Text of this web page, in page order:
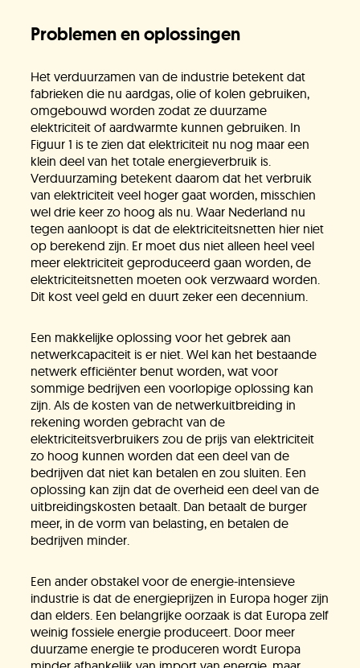
Problemen en oplossingen
Het verduurzamen van de industrie betekent dat
fabrieken die nu aardgas, olie of kolen gebruiken,
omgebouwd worden zodat ze duurzame
elektriciteit of aardwarmte kunnen gebruiken. In
Figuur 1 is te zien dat elektriciteit nu nog maar een
klein deel van het totale energieverbruik is.
Verduurzaming betekent daarom dat het verbruik
van elektriciteit veel hoger gaat worden, misschien
wel drie keer zo hoog als nu. Waar Nederland nu
tegen aanloopt is dat de elektriciteitsnetten hier niet
op berekend zijn. Er moet dus niet alleen heel veel
meer elektriciteit geproduceerd gaan worden, de
elektriciteitsnetten moeten ook verzwaard worden.
Dit kost veel geld en duurt zeker een decennium.
Een makkelijke oplossing voor het gebrek aan
netwerkcapaciteit is er niet. Wel kan het bestaande
netwerk efficiënter benut worden, wat voor
sommige bedrijven een voorlopige oplossing kan
zijn. Als de kosten van de netwerkuitbreiding in
rekening worden gebracht van de
elektriciteitsverbruikers zou de prijs van elektriciteit
zo hoog kunnen worden dat een deel van de
bedrijven dat niet kan betalen en zou sluiten. Een
oplossing kan zijn dat de overheid een deel van de
uitbreidingskosten betaalt. Dan betaalt de burger
meer, in de vorm van belasting, en betalen de
bedrijven minder.
Een ander obstakel voor de energie-intensieve
industrie is dat de energieprijzen in Europa hoger zijn
dan elders. Een belangrijke oorzaak is dat Europa zelf
weinig fossiele energie produceert. Door meer
duurzame energie te produceren wordt Europa